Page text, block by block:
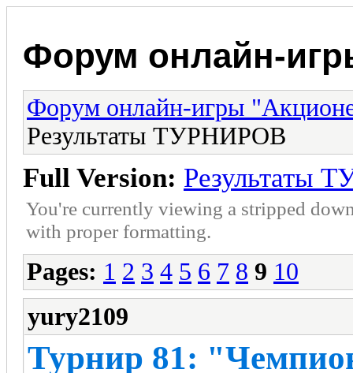
Форум онлайн-
Форум онлайн-игры
Результаты ТУРНИРОВ
Full Version: Результаты
You're currently viewing a stripped
with proper formatting.
Pages: 1 2 3 4 5 6 7 8 9 10
yury2109
Турнир 81: